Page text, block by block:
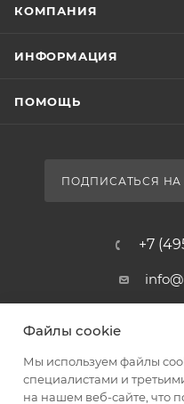
КОМПАНИЯ
ИНФОРМАЦИЯ
ПОМОЩЬ
ПОДПИСАТЬСЯ НА
+7
2016-2026 ©
Файлы cookie
Мы используем файлы
специалистами и
на нашем веб-сайте, что